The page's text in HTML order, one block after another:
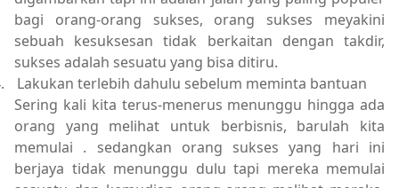
bagi orang-orang sukses, orang sukses meyakini
sebuah kesuksesan tidak berkaitan dengan takdir,
sukses adalah sesuatu yang bisa ditiru.
Lakukan terlebih dahulu sebelum meminta bantuan
Sering kali kita terus-menerus menunggu hingga ada
orang yang melihat untuk berbisnis, barulah kita
memulai . sedangkan orang sukses yang hari ini
berjaya tidak menunggu dulu tapi mereka memulai